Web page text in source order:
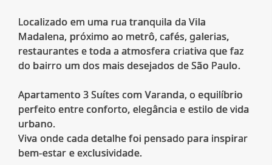
Localizado em uma rua tranquila da Vila
Madalena, próximo ao metrô, cafés, galerias,
restaurantes e toda a atmosfera criativa que faz
do bairro um dos mais desejados de São Paulo.
Apartamento 3 Suítes com Varanda, o equilíbrio
perfeito entre conforto, elegância e estilo de vida
urbano.
Viva onde cada detalhe foi pensado para inspirar
bem-estar e exclusividade.